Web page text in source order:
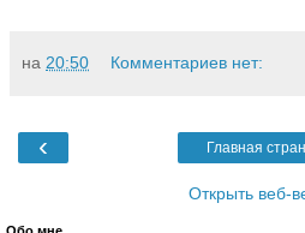
на 20:50 Комментариев нет:
‹ Главная
Открыть веб-